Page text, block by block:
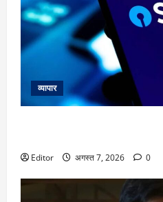
व्यापार
Editor अगस्त 7, 2026 0